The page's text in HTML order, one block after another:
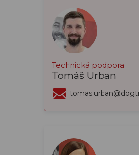
Technická podpora
Tomáš Urban